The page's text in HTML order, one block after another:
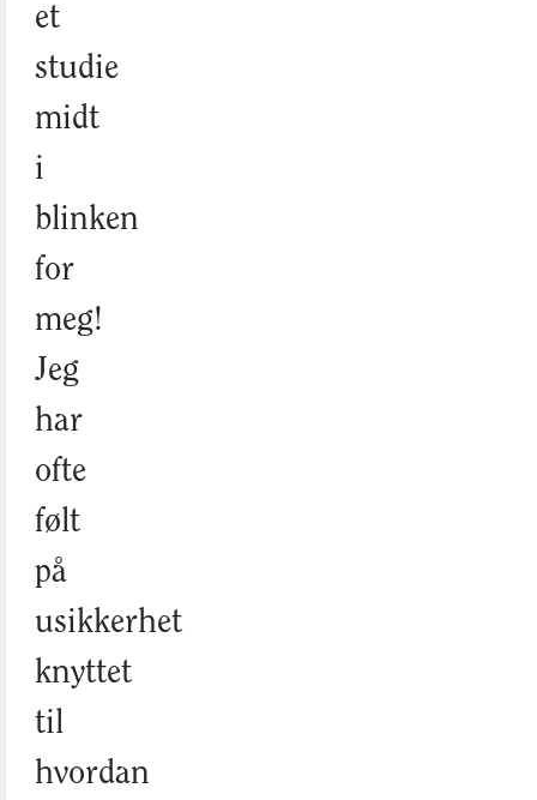
et
studie
midt
i
blinken
for
meg!
Jeg
har
ofte
følt
på
usikkerhet
knyttet
til
hvordan